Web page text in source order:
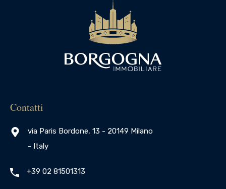
Contatti
via Paris Bordone, 13 - 20149 Milano
- Italy
+39 02 81501313